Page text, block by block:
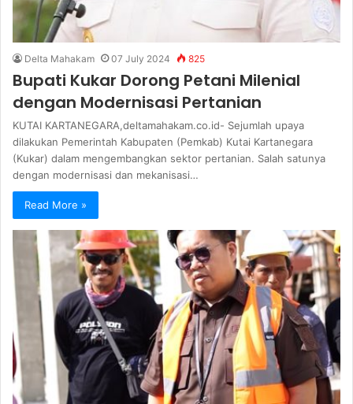
Delta Mahakam 07 July 2024 825
Bupati Kukar Dorong Petani Milenial
dengan Modernisasi Pertanian
KUTAI KARTANEGARA,deltamahakam.co.id- Sejumlah upaya
dilakukan Pemerintah Kabupaten (Pemkab) Kutai Kartanegara
(Kukar) dalam mengembangkan sektor pertanian. Salah satunya
dengan modernisasi dan mekanisasi…
Read More »